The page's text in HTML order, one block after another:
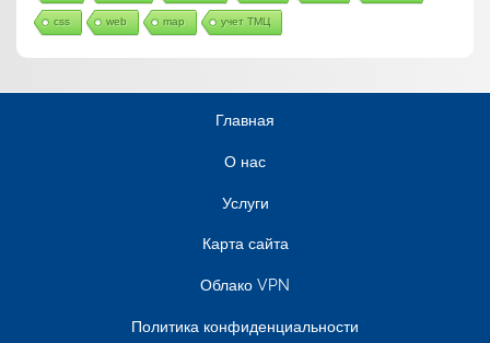
css web map учет ТМЦ
Главная
О нас
Услуги
Карта сайта
Облако VPN
Политика конфиденциальности